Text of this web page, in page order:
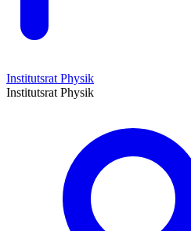
Institutsrat Physik
Institutsrat Physik